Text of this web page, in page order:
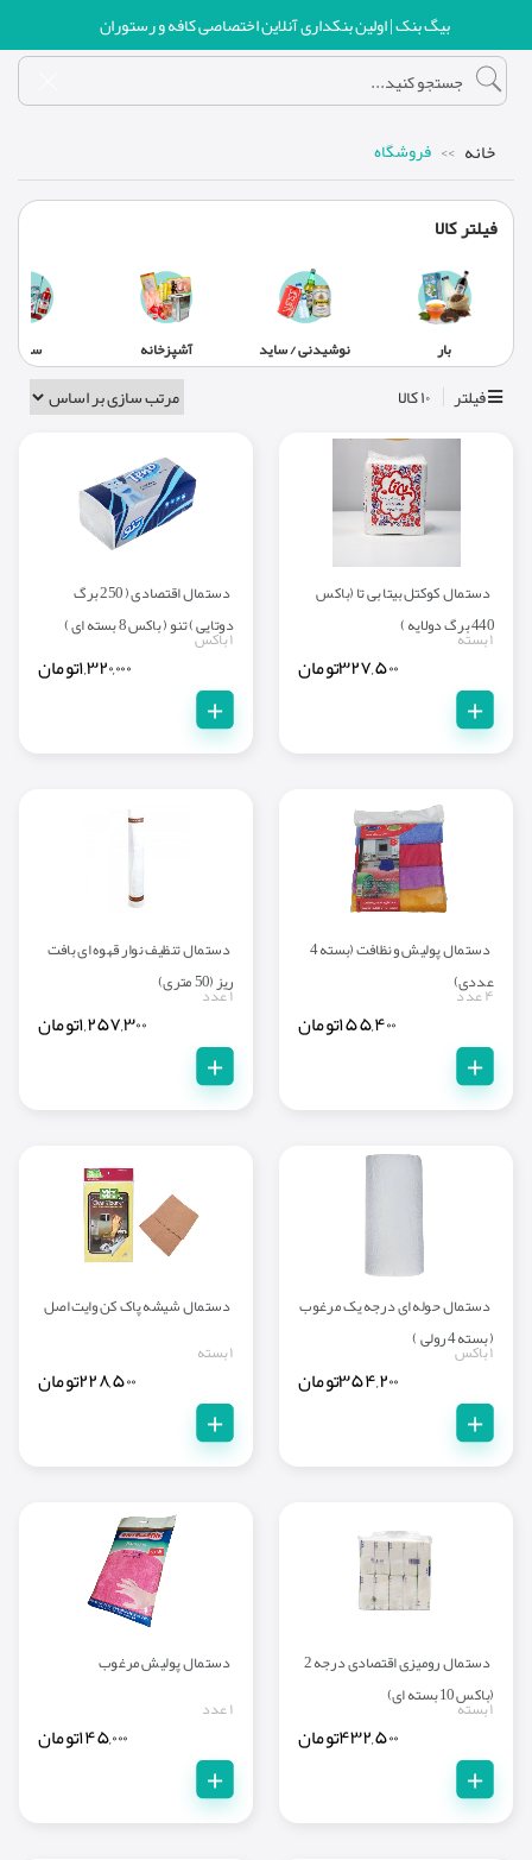
بیگ بنک | اولین بنکداری آنلاین اختصاصی کافه و رستوران
خانه فروشگاه
فیلتر کالا
بار نوشیدنی / ساید آشپزخانه سالن
فیلتر ۱۰ کالا
دستمال کوکتل بیتا بی تا (باکس
440 برگ دولایه )۱ بسته
۳۲۷,۵۰۰تومان
+
دستمال اقتصادی ( 250 برگ
دوتایی ) تنو ( باکس 8 بسته ای )۱ باکس
۱,۳۲۰,۰۰۰تومان
+
دستمال پولیش و نظافت (بسته 4
عددی)
۴ عدد
۱۵۵,۴۰۰تومان
+
دستمال تنظیف نوار قهوه ای بافت
ریز (50 متری)۱ عدد
۱,۲۵۷,۳۰۰تومان
+
دستمال حوله ای درجه یک مرغوب
( بسته 4 رولی )۱ باکس
۳۵۴,۲۰۰تومان
+
دستمال شیشه پاک کن وایت اصل
۱ بسته
۲۲۸,۵۰۰تومان
+
دستمال رومیزی اقتصادی درجه 2
(باکس 10 بسته ای)۱ بسته
۴۳۲,۵۰۰تومان
+
دستمال پولیش مرغوب
۱ عدد
۱۴۵,۰۰۰تومان
+